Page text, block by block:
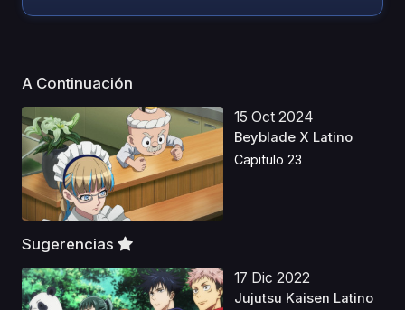
A Continuación
15 Oct 2024
Beyblade X Latino
Capitulo 23
Sugerencias
17 Dic 2022
Jujutsu Kaisen Latino